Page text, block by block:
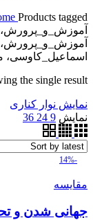
آموزش_و_پرورش،
اسماعیل_کاوسی،
the single result
نمایش نوار کناری
نمایش 9
24
36
-14%
مقایسه
جهانی شدن و